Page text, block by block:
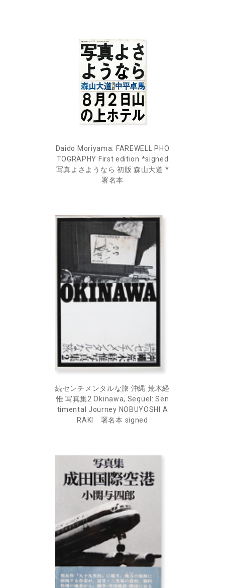
Daido Moriyama: FAREWELL PHO
TOGRAPHY First edition *signed
写真よさようなら 初版 森山大道 *
署名本
続センチメンタルな旅 沖縄 荒木経
惟 写真集2 Okinawa, Sequel: Sen
timental Journey NOBUYOSHI A
RAKI 署名本 signed